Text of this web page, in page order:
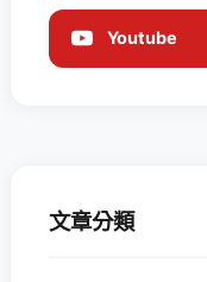
Youtube
文章分類